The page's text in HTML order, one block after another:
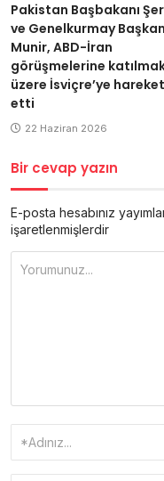
Pakistan Başbakanı
ve Genelkurmay
Munir, ABD-İran
görüşmelerine
üzere İsviçre’ye hareket
etti
22 Haziran 2026
Bir cevap yazın
E-posta hesabınız
işaretlenmişlerdir